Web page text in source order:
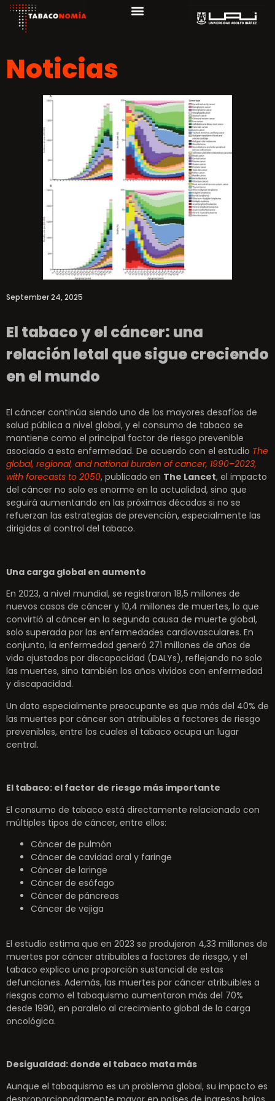
Noticias
September 24, 2025
El tabaco y el cáncer: una
relación letal que sigue creciendo
en el mundo
El cáncer continúa siendo uno de los mayores desafíos de
salud pública a nivel global, y el consumo de tabaco se
mantiene como el principal factor de riesgo prevenible
asociado a esta enfermedad. De acuerdo con el estudio The
global, regional, and national burden of cancer, 1990–2023,
with forecasts to 2050, publicado en The Lancet, el impacto
del cáncer no solo es enorme en la actualidad, sino que
seguirá aumentando en las próximas décadas si no se
refuerzan las estrategias de prevención, especialmente las
dirigidas al control del tabaco.
Una carga global en aumento
En 2023, a nivel mundial, se registraron 18,5 millones de
nuevos casos de cáncer y 10,4 millones de muertes, lo que
convirtió al cáncer en la segunda causa de muerte global,
solo superada por las enfermedades cardiovasculares. En
conjunto, la enfermedad generó 271 millones de años de
vida ajustados por discapacidad (DALYs), reflejando no solo
las muertes, sino también los años vividos con enfermedad
y discapacidad.
Un dato especialmente preocupante es que más del 40% de
las muertes por cáncer son atribuibles a factores de riesgo
prevenibles, entre los cuales el tabaco ocupa un lugar
central.
El tabaco: el factor de riesgo más importante
El consumo de tabaco está directamente relacionado con
múltiples tipos de cáncer, entre ellos:
Cáncer de pulmón
Cáncer de cavidad oral y faringe
Cáncer de laringe
Cáncer de esófago
Cáncer de páncreas
Cáncer de vejiga
El estudio estima que en 2023 se produjeron 4,33 millones de
muertes por cáncer atribuibles a factores de riesgo, y el
tabaco explica una proporción sustancial de estas
defunciones. Además, las muertes por cáncer atribuibles a
riesgos como el tabaquismo aumentaron más del 70%
desde 1990, en paralelo al crecimiento global de la carga
oncológica.
Desigualdad: donde el tabaco mata más
Aunque el tabaquismo es un problema global, su impacto es